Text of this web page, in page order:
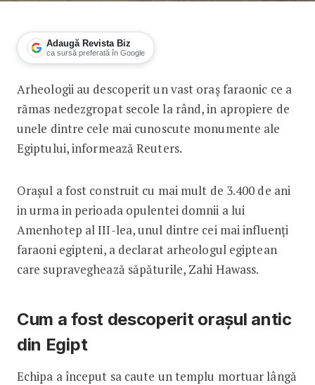
Adaugă Revista Biz
ca sursă preferată în Google
Un oraș antic a fost descoperit în
Arheologii au descoperit un vast oraș faraonic ce a
rămas nedezgropat secole la rând, in apropiere de
unele dintre cele mai cunoscute monumente ale
Egiptului, informează Reuters.
Orașul a fost construit cu mai mult de 3.400 de ani
in urma in perioada opulentei domnii a lui
Amenhotep al III-lea, unul dintre cei mai influenți
faraoni egipteni, a declarat arheologul egiptean
care supraveghează săpăturile, Zahi Hawass.
Cum a fost descoperit orașul antic
din Egipt
Echipa a început sa caute un templu mortuar lângă